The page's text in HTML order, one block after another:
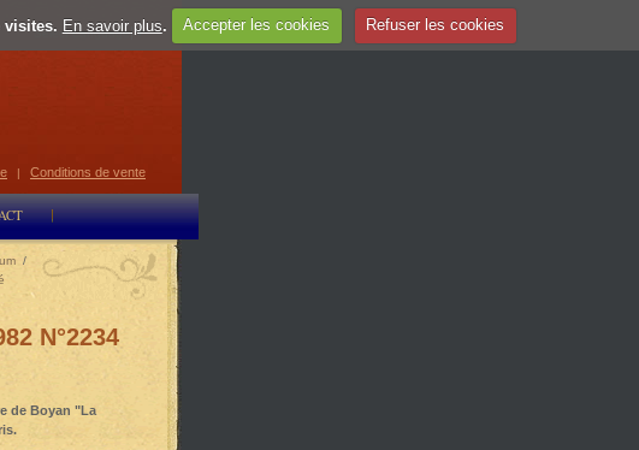
visites. En savoir plus. Accepter les cookies Refuser les cookies
Select Language ▼
| Conditions de vente
/
N°2234
de Boyan "La